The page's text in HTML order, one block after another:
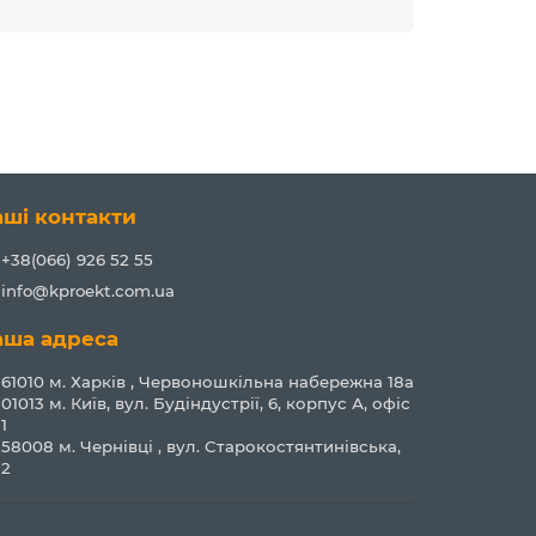
контакти
+38(066) 926 52 55
info@kproekt.com.ua
адреса
61010 м. Харків , Червоношкільна набережна 18а
01013 м. Київ, вул. Будіндустрії, 6, корпус А, офіс
1
58008 м. Чернівці , вул. Старокостянтинівська,
2